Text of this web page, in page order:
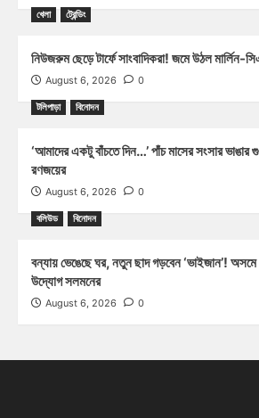
খেলা ট্রেন্ডিং
নিউজরুম ছেড়ে টার্ফে সাংবাদিকরা! জমে উঠল মার্লিন-
August 6, 2026 0
টলিপাড়া বিনোদন
‘আমাদের একটু বাঁচতে দিন…’ পাঁচ মাসের সংসার ভাঙার
রণজয়ের
August 6, 2026 0
বলিউড বিনোদন
বন্যায় ভেঙেছে ঘর, নতুন ছাদ গড়বেন ‘ভাইজান’! অসমে
উদ্যোগ সলমনের
August 6, 2026 0